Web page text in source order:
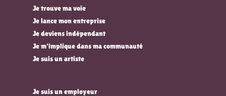
Je trouve ma voie
Je lance mon entreprise
Je deviens indépendant
Je m'implique dans ma communauté
Je suis un artiste
Je suis un employeur